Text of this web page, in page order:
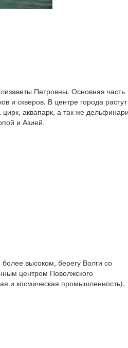
Петровны. Основная часть
и скверов. В центре города растут
аквапарк, а так же
и Азией.
высоком, берегу Волги со
центром Поволжского
и космическая промышленность),